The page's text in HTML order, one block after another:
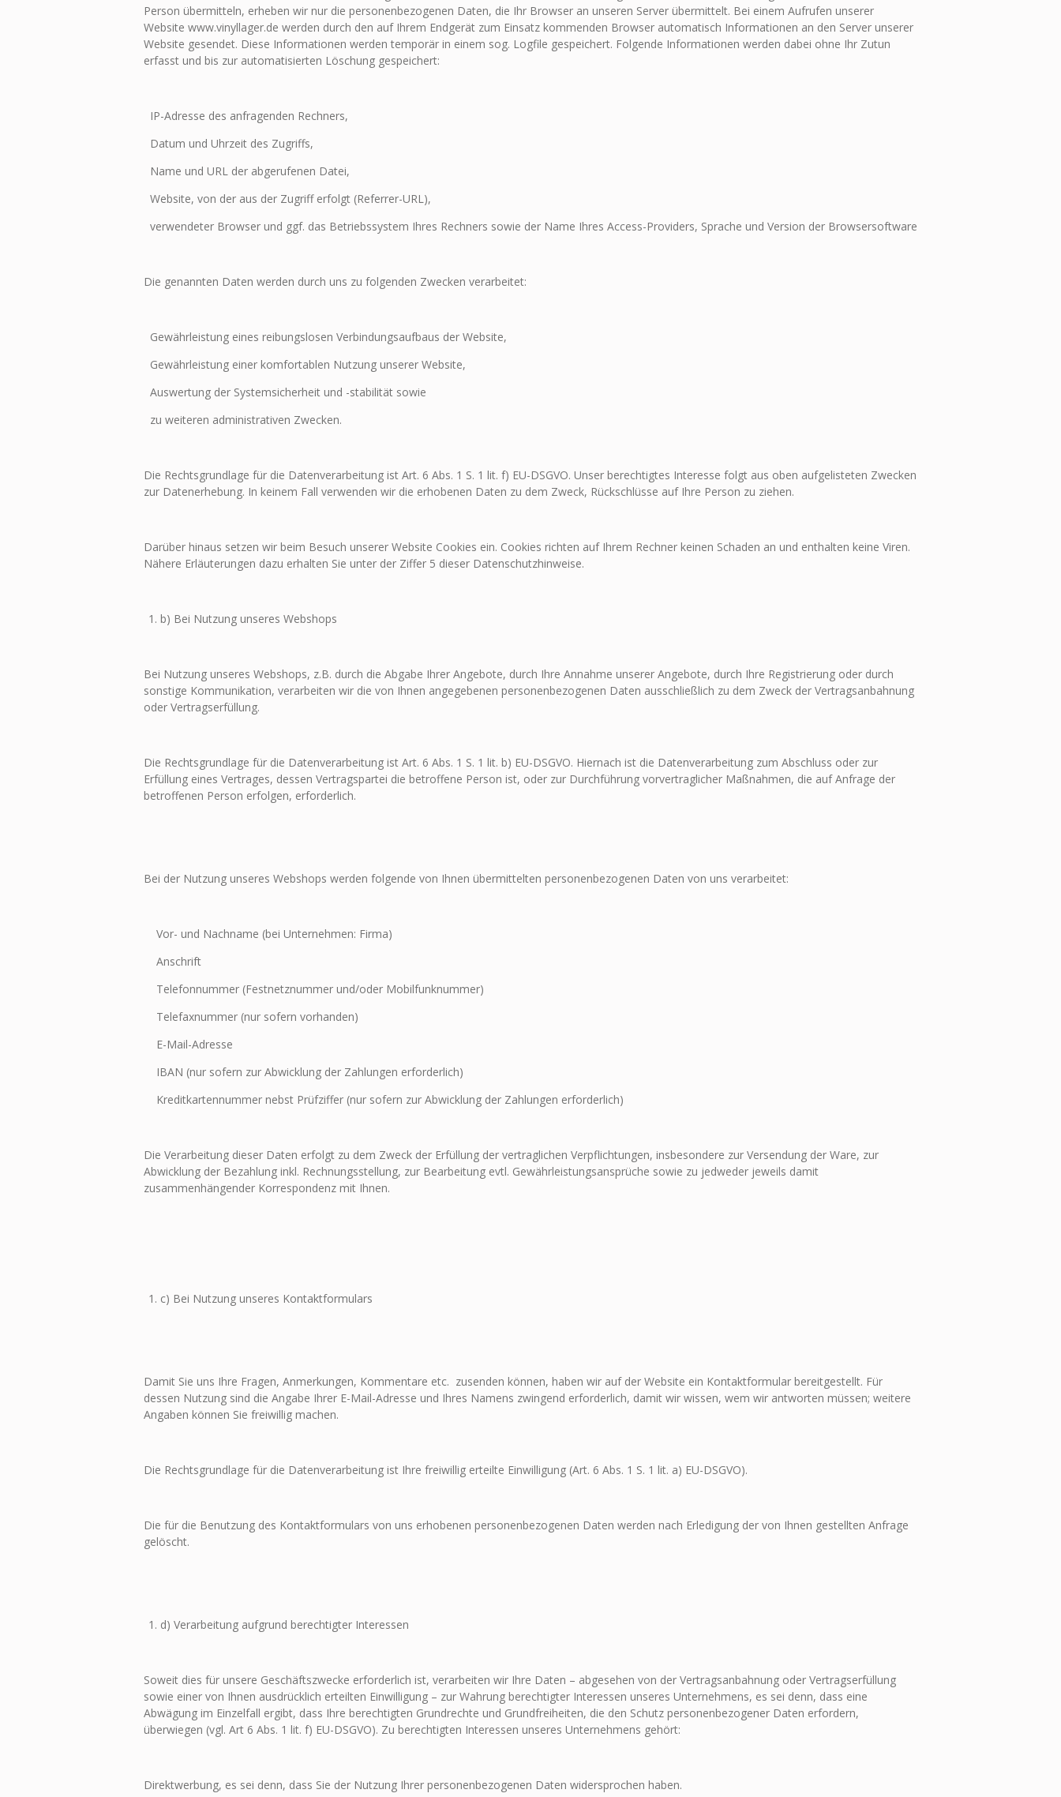
Person übermitteln, erheben wir nur die personenbezogenen Daten, die Ihr Browser an unseren Server übermittelt. Bei einem Aufrufen unserer
Website www.vinyllager.de werden durch den auf Ihrem Endgerät zum Einsatz kommenden Browser automatisch Informationen an den Server unserer
Website gesendet. Diese Informationen werden temporär in einem sog. Logfile gespeichert. Folgende Informationen werden dabei ohne Ihr Zutun
erfasst und bis zur automatisierten Löschung gespeichert:
IP-Adresse des anfragenden Rechners,
Datum und Uhrzeit des Zugriffs,
Name und URL der abgerufenen Datei,
Website, von der aus der Zugriff erfolgt (Referrer-URL),
verwendeter Browser und ggf. das Betriebssystem Ihres Rechners sowie der Name Ihres Access-Providers, Sprache und Version der Browsersoftware
Die genannten Daten werden durch uns zu folgenden Zwecken verarbeitet:
Gewährleistung eines reibungslosen Verbindungsaufbaus der Website,
Gewährleistung einer komfortablen Nutzung unserer Website,
Auswertung der Systemsicherheit und -stabilität sowie
zu weiteren administrativen Zwecken.
Die Rechtsgrundlage für die Datenverarbeitung ist Art. 6 Abs. 1 S. 1 lit. f) EU-DSGVO. Unser berechtigtes Interesse folgt aus oben aufgelisteten Zwecken
zur Datenerhebung. In keinem Fall verwenden wir die erhobenen Daten zu dem Zweck, Rückschlüsse auf Ihre Person zu ziehen.
Darüber hinaus setzen wir beim Besuch unserer Website Cookies ein. Cookies richten auf Ihrem Rechner keinen Schaden an und enthalten keine Viren.
Nähere Erläuterungen dazu erhalten Sie unter der Ziffer 5 dieser Datenschutzhinweise.
b) Bei Nutzung unseres Webshops
Bei Nutzung unseres Webshops, z.B. durch die Abgabe Ihrer Angebote, durch Ihre Annahme unserer Angebote, durch Ihre Registrierung oder durch
sonstige Kommunikation, verarbeiten wir die von Ihnen angegebenen personenbezogenen Daten ausschließlich zu dem Zweck der Vertragsanbahnung
oder Vertragserfüllung.
Die Rechtsgrundlage für die Datenverarbeitung ist Art. 6 Abs. 1 S. 1 lit. b) EU-DSGVO. Hiernach ist die Datenverarbeitung zum Abschluss oder zur
Erfüllung eines Vertrages, dessen Vertragspartei die betroffene Person ist, oder zur Durchführung vorvertraglicher Maßnahmen, die auf Anfrage der
betroffenen Person erfolgen, erforderlich.
Bei der Nutzung unseres Webshops werden folgende von Ihnen übermittelten personenbezogenen Daten von uns verarbeitet:
Vor- und Nachname (bei Unternehmen: Firma)
Anschrift
Telefonnummer (Festnetznummer und/oder Mobilfunknummer)
Telefaxnummer (nur sofern vorhanden)
E-Mail-Adresse
IBAN (nur sofern zur Abwicklung der Zahlungen erforderlich)
Kreditkartennummer nebst Prüfziffer (nur sofern zur Abwicklung der Zahlungen erforderlich)
Die Verarbeitung dieser Daten erfolgt zu dem Zweck der Erfüllung der vertraglichen Verpflichtungen, insbesondere zur Versendung der Ware, zur
Abwicklung der Bezahlung inkl. Rechnungsstellung, zur Bearbeitung evtl. Gewährleistungsansprüche sowie zu jedweder jeweils damit
zusammenhängender Korrespondenz mit Ihnen.
c) Bei Nutzung unseres Kontaktformulars
Damit Sie uns Ihre Fragen, Anmerkungen, Kommentare etc. zusenden können, haben wir auf der Website ein Kontaktformular bereitgestellt. Für
dessen Nutzung sind die Angabe Ihrer E-Mail-Adresse und Ihres Namens zwingend erforderlich, damit wir wissen, wem wir antworten müssen; weitere
Angaben können Sie freiwillig machen.
Die Rechtsgrundlage für die Datenverarbeitung ist Ihre freiwillig erteilte Einwilligung (Art. 6 Abs. 1 S. 1 lit. a) EU-DSGVO).
Die für die Benutzung des Kontaktformulars von uns erhobenen personenbezogenen Daten werden nach Erledigung der von Ihnen gestellten Anfrage
gelöscht.
d) Verarbeitung aufgrund berechtigter Interessen
Soweit dies für unsere Geschäftszwecke erforderlich ist, verarbeiten wir Ihre Daten – abgesehen von der Vertragsanbahnung oder Vertragserfüllung
sowie einer von Ihnen ausdrücklich erteilten Einwilligung – zur Wahrung berechtigter Interessen unseres Unternehmens, es sei denn, dass eine
Abwägung im Einzelfall ergibt, dass Ihre berechtigten Grundrechte und Grundfreiheiten, die den Schutz personenbezogener Daten erfordern,
überwiegen (vgl. Art 6 Abs. 1 lit. f) EU-DSGVO). Zu berechtigten Interessen unseres Unternehmens gehört:
Direktwerbung, es sei denn, dass Sie der Nutzung Ihrer personenbezogenen Daten widersprochen haben.